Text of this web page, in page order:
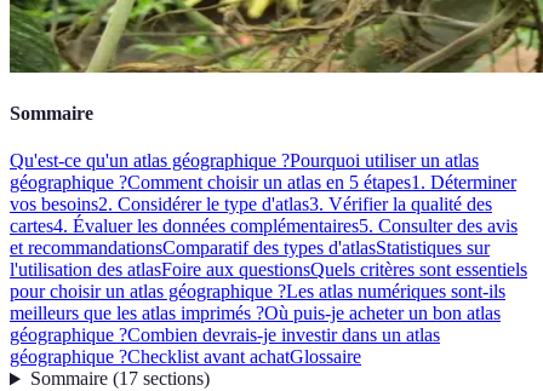
Sommaire
Qu'est-ce qu'un atlas géographique ?Pourquoi utiliser un atlas
géographique ?Comment choisir un atlas en 5 étapes1. Déterminer
vos besoins2. Considérer le type d'atlas3. Vérifier la qualité des
cartes4. Évaluer les données complémentaires5. Consulter des avis
et recommandationsComparatif des types d'atlasStatistiques sur
l'utilisation des atlasFoire aux questionsQuels critères sont essentiels
pour choisir un atlas géographique ?Les atlas numériques sont-ils
meilleurs que les atlas imprimés ?Où puis-je acheter un bon atlas
géographique ?Combien devrais-je investir dans un atlas
géographique ?Checklist avant achatGlossaire
Sommaire(17 sections)